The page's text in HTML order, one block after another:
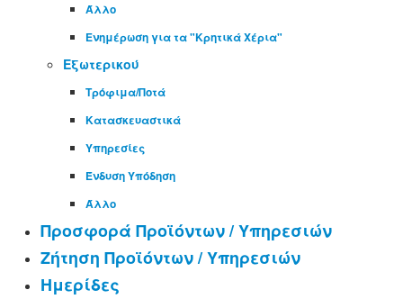
Άλλο
Ενημέρωση για τα "Κρητικά Χέρια"
Εξωτερικού
Τρόφιμα/Ποτά
Κατασκευαστικά
Υπηρεσίες
Ένδυση Υπόδηση
Άλλο
Προσφορά Προϊόντων / Υπηρεσιών
Ζήτηση Προϊόντων / Υπηρεσιών
Ημερίδες